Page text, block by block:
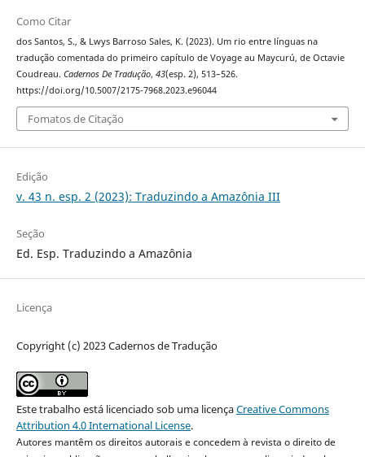
Como Citar
dos Santos, S., & Lwys Barroso Sales, K. (2023). Um rio entre línguas na
tradução comentada do primeiro capítulo de Voyage au Maycurú, de Octavie
Coudreau. Cadernos De Tradução, 43(esp. 2), 513–526.
https://doi.org/10.5007/2175-7968.2023.e96044
Fomatos de Citação
Edição
v. 43 n. esp. 2 (2023): Traduzindo a Amazônia III
Seção
Ed. Esp. Traduzindo a Amazônia
Licença
Copyright (c) 2023 Cadernos de Tradução
Este trabalho está licenciado sob uma licençaCreative Commons
Attribution 4.0 International License.
Autores mantêm os direitos autorais e concedem à revista o direito de